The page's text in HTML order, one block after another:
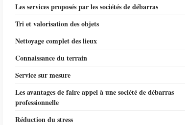
Les services proposés par les sociétés de débarras
Tri et valorisation des objets
Nettoyage complet des lieux
Connaissance du terrain
Service sur mesure
Les avantages de faire appel à une société de débarras
professionnelle
Réduction du stress